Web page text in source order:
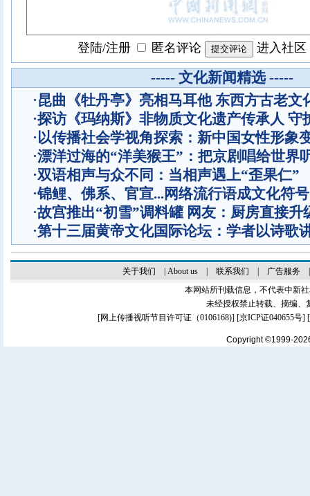
登陆/注册 匿名评论 进入社区
----- 文化新闻精选 -----
·昆曲《牡丹亭》亮相马耳他 东西方古老文
·探访《玛纳斯》非物质文化遗产传承人 守
·以传播社会学视角探索：新中国女性形象
·漂洋过海的“洋美猴王”：把京剧唱给世界
·双语相声与众不同：当相声遇上“歪果仁”
·锦鲤、佛系、官宣...网络流行语成文化符号
·故宫推出“初雪”调料罐 网友：厨房直接升
·第十三届黄帝文化国际论坛：学者以诗歌
关于我们 About us| 联系我们 广告服务
本网站所刊载信息，不代表中新
未经授权禁止转载、摘编、
[网上传播视听节目许可证（0106168)] [京ICP证040655号]
Copyright ©1999-